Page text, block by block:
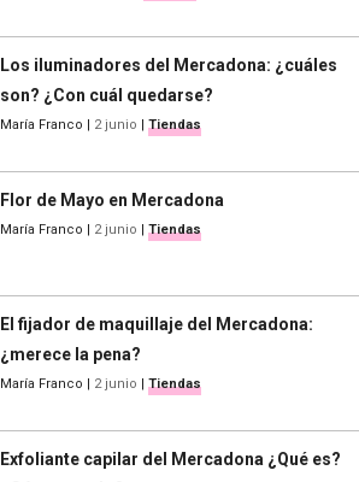
Los iluminadores del Mercadona: ¿cuáles
son? ¿Con cuál quedarse?
María Franco | 2 junio | Tiendas
Flor de Mayo en Mercadona
María Franco | 2 junio | Tiendas
El fijador de maquillaje del Mercadona:
¿merece la pena?
María Franco | 2 junio | Tiendas
Exfoliante capilar del Mercadona ¿Qué es?